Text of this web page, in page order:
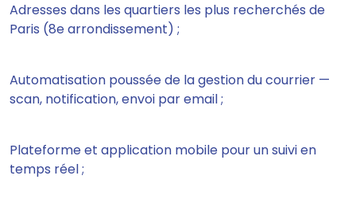
Adresses dans les quartiers les plus recherchés de
Paris (8e arrondissement) ;
Automatisation poussée de la gestion du courrier —
scan, notification, envoi par email ;
Plateforme et application mobile pour un suivi en
temps réel ;